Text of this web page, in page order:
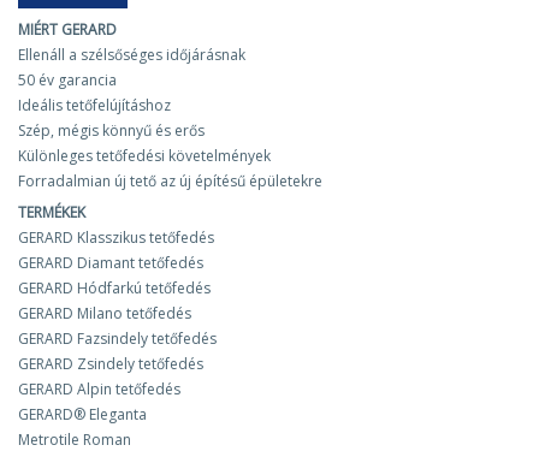
MIÉRT GERARD
Ellenáll a szélsőséges időjárásnak
50 év garancia
Ideális tetőfelújításhoz
Szép, mégis könnyű és erős
Különleges tetőfedési követelmények
Forradalmian új tető az új építésű épületekre
TERMÉKEK
GERARD Klasszikus tetőfedés
GERARD Diamant tetőfedés
GERARD Hódfarkú tetőfedés
GERARD Milano tetőfedés
GERARD Fazsindely tetőfedés
GERARD Zsindely tetőfedés
GERARD Alpin tetőfedés
GERARD® Eleganta
Metrotile Roman